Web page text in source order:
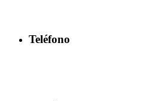
Teléfono